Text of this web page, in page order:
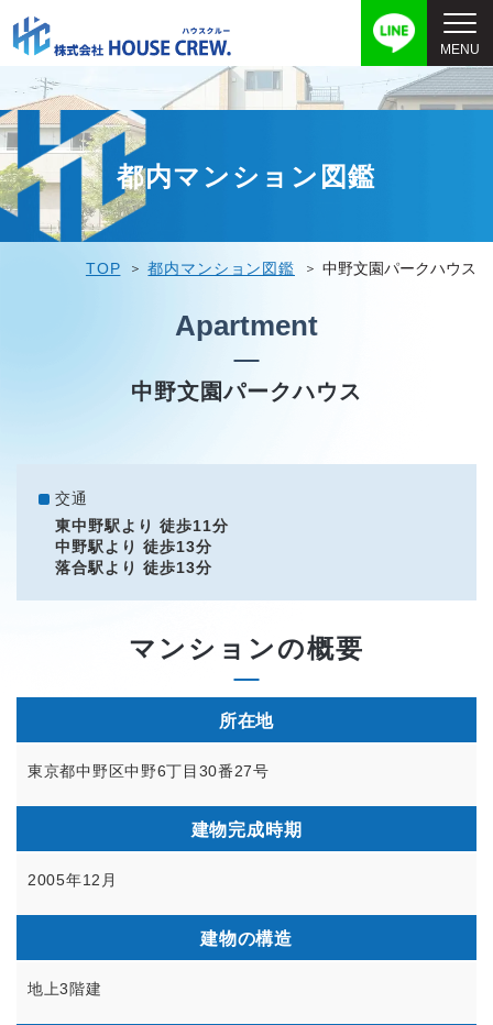
都内マンション図鑑
TOP 都内マンション図鑑 中野文園パークハウス
Apartment
中野文園パークハウス
交通
東中野駅より 徒歩11分
中野駅より 徒歩13分
落合駅より 徒歩13分
マンションの概要
所在地
東京都中野区中野6丁目30番27号
建物完成時期
2005年12月
建物の構造
地上3階建